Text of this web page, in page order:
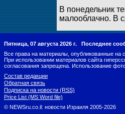
В понедельник
малооблачно. В
Пятница, 07 августа 2026 г. Последнее
Все права на материалы, опубликованные на
При использовании материалов сайта
согласования запрещена. Использование
Состав редакции
Обратная связь
Подписка на новости (RSS)
Price List (MS Word file)
© NEWSru.co.il: новости Израиля 2005-2026